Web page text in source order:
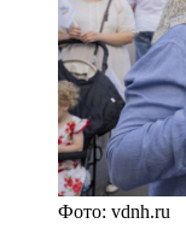
Фото: vdnh.ru